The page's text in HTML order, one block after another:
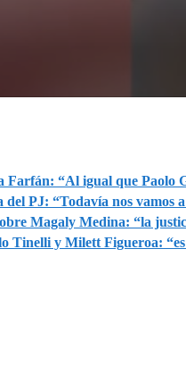
Farfán: “Al igual que
PJ: “Todavía nos vamos
Magaly Medina: “la
Tinelli y Milett Figueroa: